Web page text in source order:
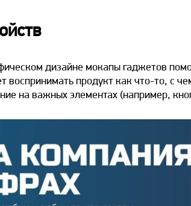
дизайне мокапы гаджетов
воспринимать продукт как что-то, с
на важных элементах (например,